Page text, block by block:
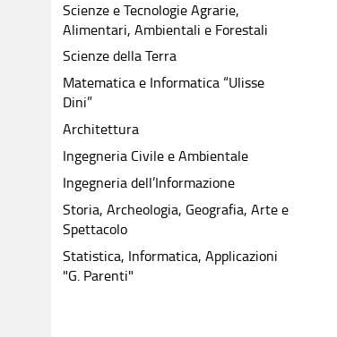
Scienze e Tecnologie Agrarie,
Alimentari, Ambientali e Forestali
Scienze della Terra
Matematica e Informatica “Ulisse
Dini”
Architettura
Ingegneria Civile e Ambientale
Ingegneria dell’Informazione
Storia, Archeologia, Geografia, Arte e
Spettacolo
Statistica, Informatica, Applicazioni
"G. Parenti"